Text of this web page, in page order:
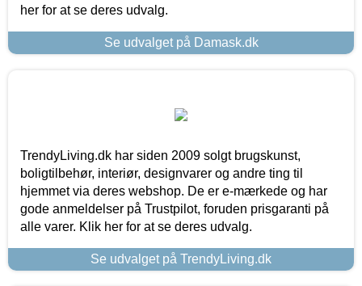
her for at se deres udvalg.
Se udvalget på Damask.dk
TrendyLiving.dk har siden 2009 solgt brugskunst,
boligtilbehør, interiør, designvarer og andre ting til
hjemmet via deres webshop. De er e-mærkede og har
gode anmeldelser på Trustpilot, foruden prisgaranti på
alle varer. Klik her for at se deres udvalg.
Se udvalget på TrendyLiving.dk